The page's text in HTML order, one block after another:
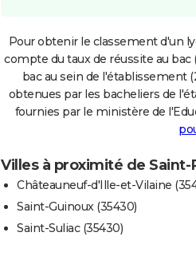
Pour obtenir le classement d'un
compte du taux de réussite au bac
bac au sein de l'établissement
obtenues par les bacheliers de
fournies par le ministère de
Villes à proximité de
Châteauneuf-d'Ille-et-Vilaine
Saint-Guinoux (35430)
Saint-Suliac (35430)